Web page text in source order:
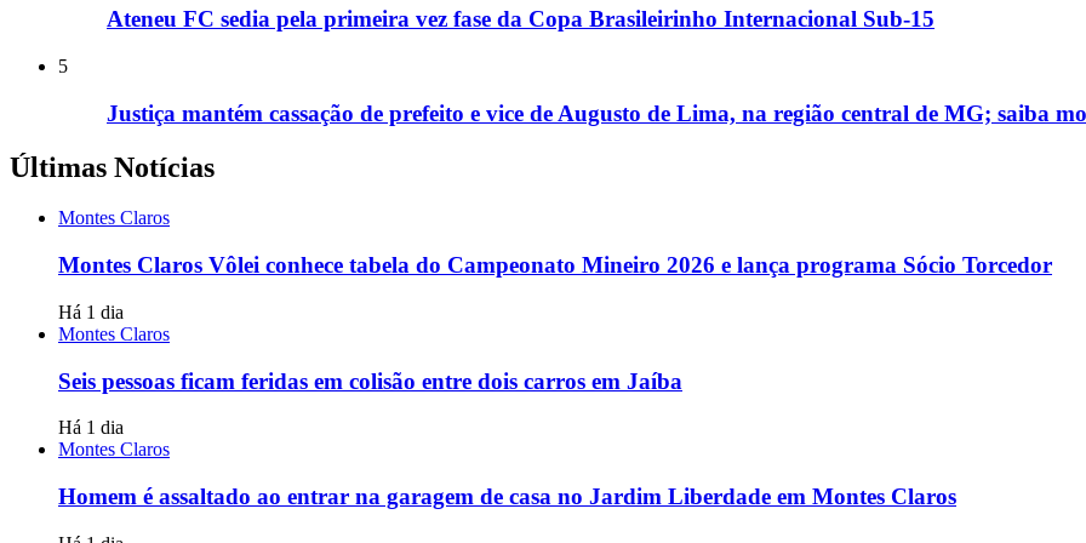
Ateneu FC sedia pela primeira vez fase da Copa Brasileirinho Internacional Sub-15
5
Justiça mantém cassação de prefeito e vice de Augusto de Lima, na região central de MG; saiba
Últimas Notícias
Montes Claros
Montes Claros Vôlei conhece tabela do Campeonato Mineiro 2026 e lança programa Sócio Torcedor
Há 1 dia
Montes Claros
Seis pessoas ficam feridas em colisão entre dois carros em Jaíba
Há 1 dia
Montes Claros
Homem é assaltado ao entrar na garagem de casa no Jardim Liberdade em Montes Claros